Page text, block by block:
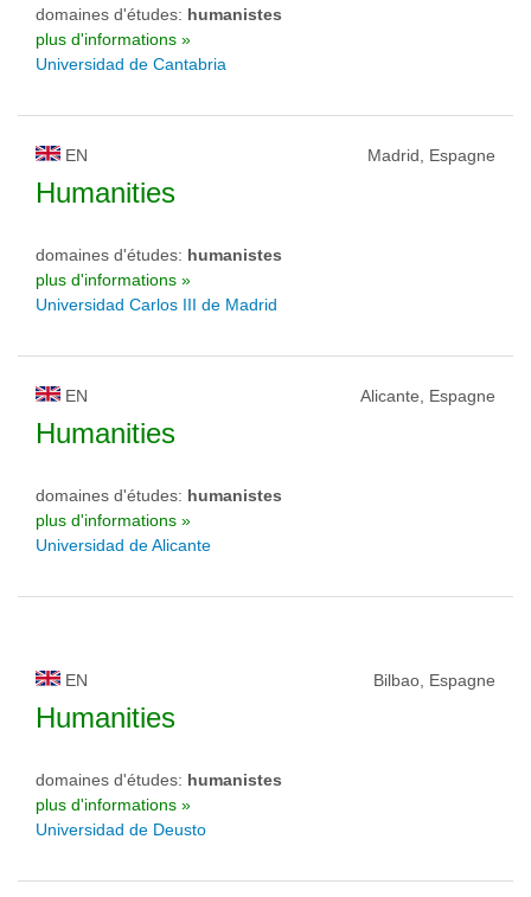
domaines d'études: humanistes
plus d'informations »
Universidad de Cantabria
EN Madrid, Espagne
Humanities
domaines d'études: humanistes
plus d'informations »
Universidad Carlos III de Madrid
EN Alicante, Espagne
Humanities
domaines d'études: humanistes
plus d'informations »
Universidad de Alicante
EN Bilbao, Espagne
Humanities
domaines d'études: humanistes
plus d'informations »
Universidad de Deusto